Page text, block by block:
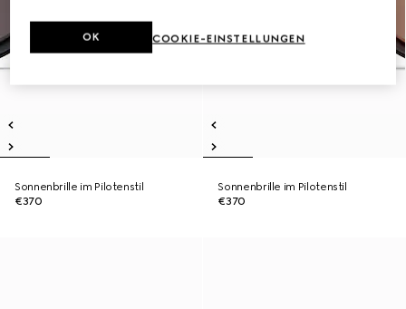
Sonnenbrille im Pilotenstil
€370
Sonnenbrille im Pilotenstil
€370
COOKIE-EINSTELLUNGEN
OK